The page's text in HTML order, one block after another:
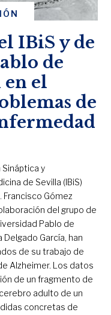
IBiS y de
de
en el
de
y
de Sevilla (IBiS)
Francisco Gómez
del grupo de
Pablo de
Delgado García, han
de su trabajo de
Alzheimer. Los datos
de un fragmento de
adulto de un
concretas de